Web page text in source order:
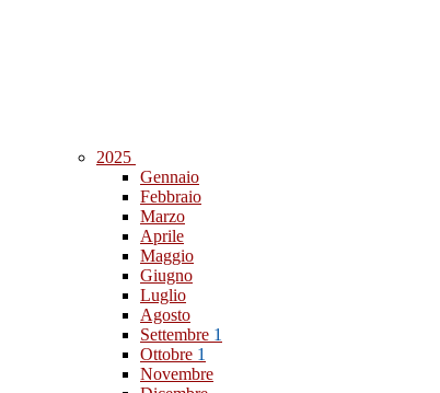
2025
Gennaio
Febbraio
Marzo
Aprile
Maggio
Giugno
Luglio
Agosto
Settembre 1
Ottobre 1
Novembre